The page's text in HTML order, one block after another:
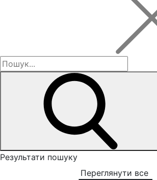
Результати пошуку
Переглянути все